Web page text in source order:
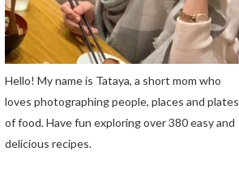
Hello! My name is Tataya, a short mom who
loves photographing people, places and plates
of food. Have fun exploring over 380 easy and
delicious recipes.